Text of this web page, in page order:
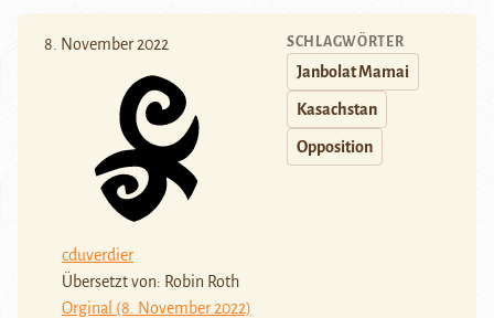
8. November 2022
cduverdier
Übersetzt von: Robin Roth
Orginal (8. November 2022)
SCHLAGWÖRTER
Janbolat Mamai
Kasachstan
Opposition